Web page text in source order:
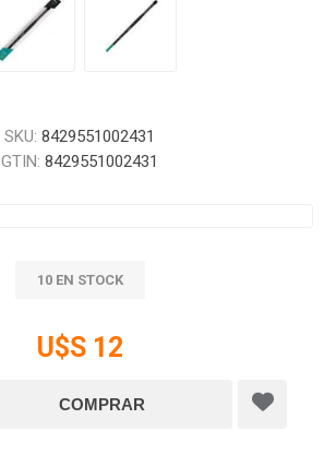
SKU: 8429551002431
GTIN: 8429551002431
10 EN STOCK
U$S 12